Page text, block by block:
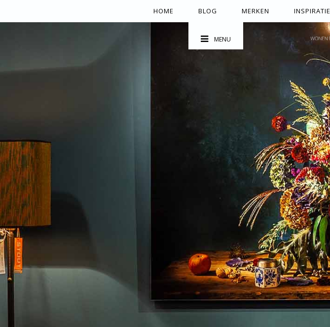
HOME BLOG MERKEN INSPIRATIE
MENU